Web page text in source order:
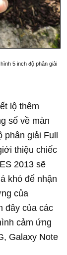
5 inch độ phân giải
lộ thêm
số về màn
giải Full
thiệu chiếc
2013 sẽ
khó để nhận
của
đây của các
cảm ứng
Galaxy Note